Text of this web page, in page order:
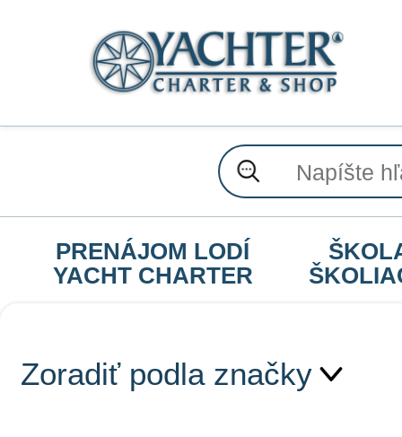
PRENÁJOM LODÍ
YACHT CHARTER
Zoradiť podla značky